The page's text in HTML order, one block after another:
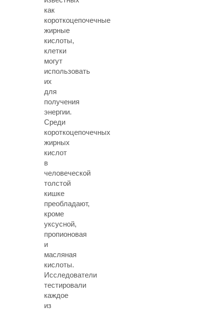
как
короткоцепочечные
жирные
кислоты,
клетки
могут
использовать
их
для
получения
энергии.
Среди
короткоцепочечных
жирных
кислот
в
человеческой
толстой
кишке
преобладают,
кроме
уксусной,
пропионовая
и
масляная
кислоты.
Исследователи
тестировали
каждое
из